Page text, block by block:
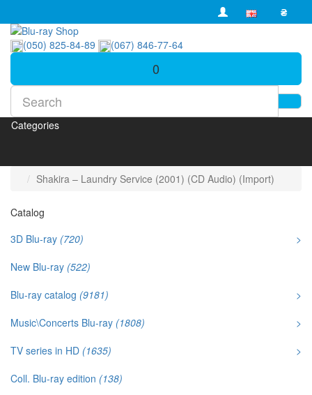
₴
(050) 825-84-89 (067) 846-77-64
0
Categories
Shakira – Laundry Service (2001) (CD Audio) (Import)
Catalog
3D Blu-ray (720)
>
New Blu-ray (522)
Blu-ray catalog (9181)
>
Music\Concerts Blu-ray (1808)
>
TV series in HD (1635)
>
Coll. Blu-ray edition (138)